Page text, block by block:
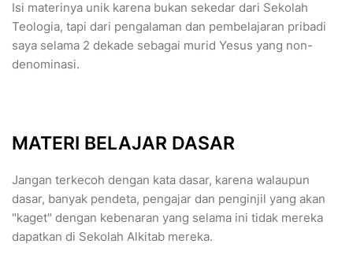
Isi materinya unik karena bukan sekedar dari Sekolah
Teologia, tapi dari pengalaman dan pembelajaran pribadi
saya selama 2 dekade sebagai murid Yesus yang non-
denominasi.
MATERI BELAJAR DASAR
Jangan terkecoh dengan kata dasar, karena walaupun
dasar, banyak pendeta, pengajar dan penginjil yang akan
"kaget" dengan kebenaran yang selama ini tidak mereka
dapatkan di Sekolah Alkitab mereka.